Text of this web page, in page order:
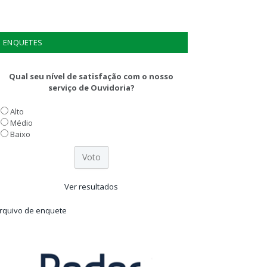
ENQUETES
Qual seu nível de satisfação com o nosso
serviço de Ouvidoria?
Alto
Médio
Baixo
Ver resultados
de enquete